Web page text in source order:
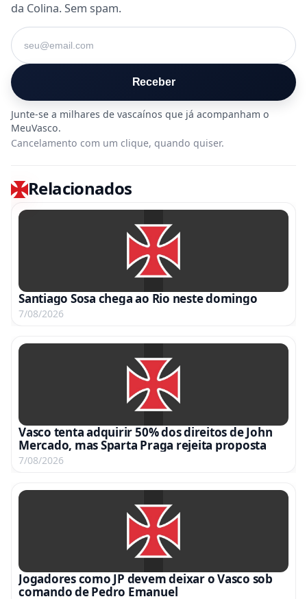
da Colina. Sem spam.
Seu e-mail
Receber
Cancelamento com um clique, quando quiser.
Relacionados
Santiago Sosa chega ao Rio neste domingo
7/08/2026
Vasco tenta adquirir 50% dos direitos de John
Mercado, mas Sparta Praga rejeita proposta
7/08/2026
Jogadores como JP devem deixar o Vasco sob
comando de Pedro Emanuel